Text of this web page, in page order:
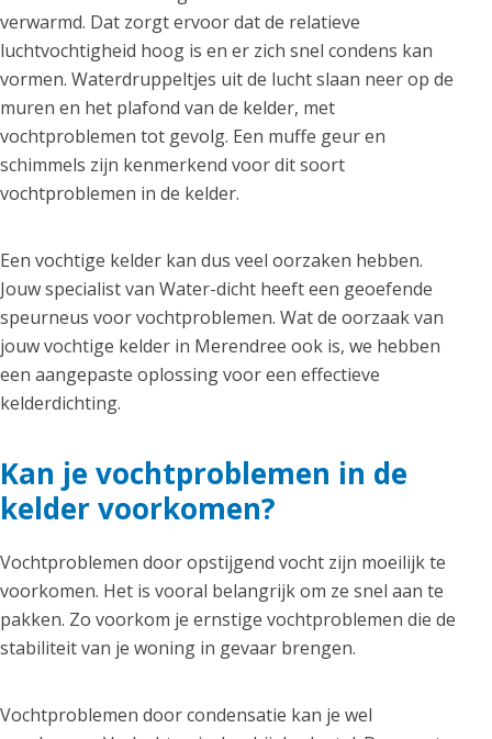
verwarmd. Dat zorgt ervoor dat de relatieve
luchtvochtigheid hoog is en er zich snel condens kan
vormen. Waterdruppeltjes uit de lucht slaan neer op de
muren en het plafond van de kelder, met
vochtproblemen tot gevolg. Een muffe geur en
schimmels zijn kenmerkend voor dit soort
vochtproblemen in de kelder.
Een vochtige kelder kan dus veel oorzaken hebben.
Jouw specialist van Water-dicht heeft een geoefende
speurneus voor vochtproblemen. Wat de oorzaak van
jouw vochtige kelder in Merendree ook is, we hebben
een aangepaste oplossing voor een effectieve
kelderdichting.
Kan je vochtproblemen in de
kelder voorkomen?
Vochtproblemen door opstijgend vocht zijn moeilijk te
voorkomen. Het is vooral belangrijk om ze snel aan te
pakken. Zo voorkom je ernstige vochtproblemen die de
stabiliteit van je woning in gevaar brengen.
Vochtproblemen door condensatie kan je wel